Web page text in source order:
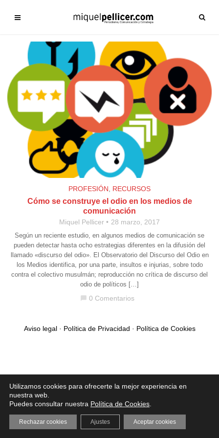
PROFESIÓN RECURSOS
Cómo se construye el odio en los medios de
comunicación
Miquel Pellicer 28 marzo, 2017
Según un reciente estudio, en algunos medios de comunicación se
pueden detectar hasta ocho estrategias diferentes en la difusión del
llamado «discurso del odio». El Observatorio del Discurso del Odio en
los Medios identifica, por una parte, insultos e injurias, sobre todo
contra el colectivo musulmán; reproducción no crítica de discurso del
odio de políticos […]
0 Comentarios
Aviso legal· Política de Privacidad · Política de Cookies
Utilizamos cookies para ofrecerte la mejor experiencia en
nuestra web.
Puedes consultar nuestra Política de Cookies
Aceptar cookies
Rechazar cookies Ajustes